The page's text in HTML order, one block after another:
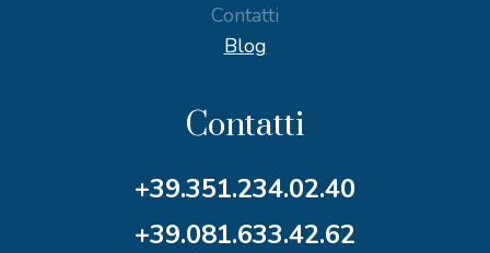
Contatti
Blog
Contatti
+39.351.234.02.40
+39.081.633.42.62